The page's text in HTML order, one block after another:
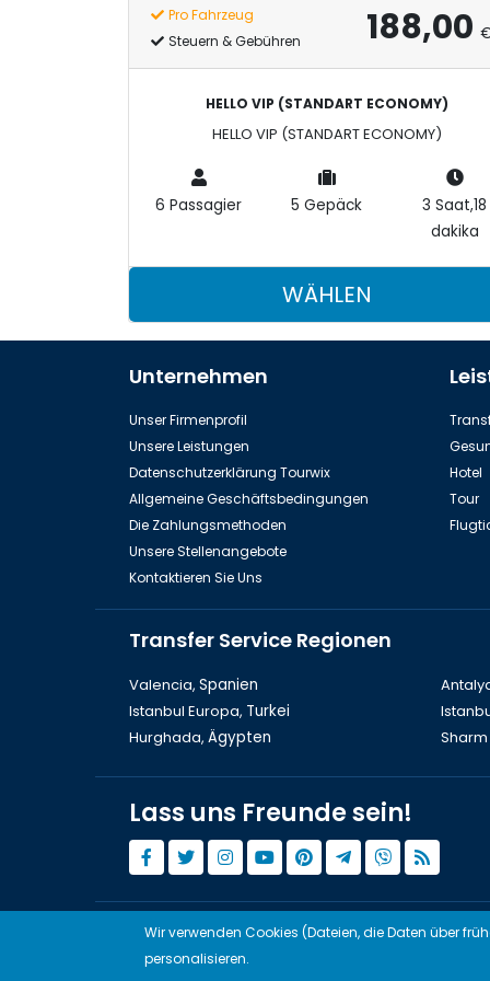
Pro Fahrzeug
Steuern & Gebühren
188,00
HELLO VIP (STANDART ECONOMY)
HELLO VIP (STANDART ECONOMY)
6 Passagier 5 Gepäck
3 Saat,18
dakika
WÄHLEN
Unternehmen
Unser Firmenprofil
Unsere Leistungen
Datenschutzerklärung Tourwix
Allgemeine Geschäftsbedingungen
Die Zahlungsmethoden
Unsere Stellenangebote
Kontaktieren Sie Uns
Hotel
Tour
Transfer Service Regionen
Valencia, Spanien
Istanbul Europa, Turkei
Hurghada, Ägypten Sharm
Lass uns Freunde sein!
© Copyright 2015 - 2026,Tourwix.de
Wir verwenden Cookies (Dateien, die Daten über
personalisieren.